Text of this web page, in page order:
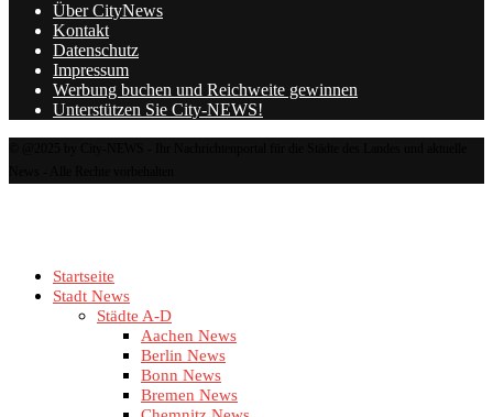
Über CityNews
Kontakt
Datenschutz
Impressum
Werbung buchen und Reichweite gewinnen
Unterstützen Sie City-NEWS!
Startseite
Stadt News
Städte A-D
Aachen News
Berlin News
Bonn News
Bremen News